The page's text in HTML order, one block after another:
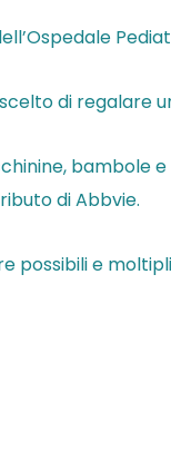
di regalare
di Abbvie.
possibili e